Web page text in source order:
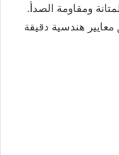
ومقاومة الصدأ.
معايير هندسية دقيقة